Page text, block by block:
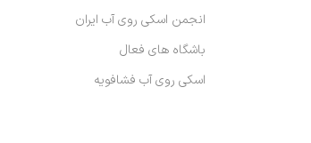
انجمن اسکی روی آب ایران
باشگاه های فعال
اسکی روی آب فشافویه